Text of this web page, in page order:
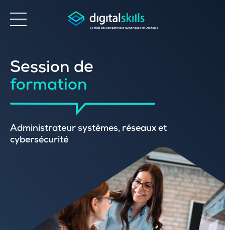
Accessibilité
Session de
formation
Administrateur systèmes, réseaux et
cybersécurité